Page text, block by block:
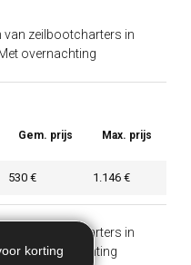
van zeilbootcharters in
overnachting
van zeilbootcharters in
overnachting
Gem. prijs Max. prijs
530 € 1.146 €
korting